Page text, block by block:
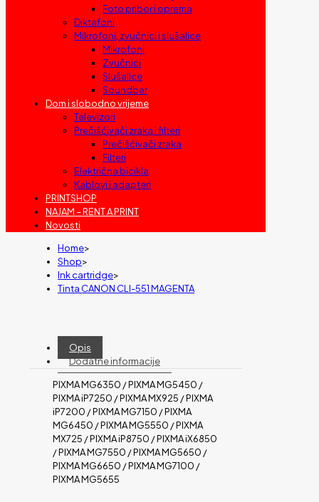
Foto pribor i oprema
Diktafoni
Mikrofoni, zvučnici i slušalice
Mikrofoni
Zvučnici
Slušalice
Soundbar
Dom i slobodno vrijeme
Televizori
Prečišćivači zraka i filteri
Prečišćivači zraka
Filteri
Električna bicikla
Kablovi i adapteri
PRINTSHOP
NAJAM – RENT A PRINT
Novosti
Home>
Shop>
Ink cartridge>
Tinta CANON CLI-551 MAGENTA
Opis
Dodatne informacije
PIXMA MG6350 / PIXMA MG5450 /
PIXMA iP7250 / PIXMA MX925 / PIXMA
iP7200 / PIXMA MG7150 / PIXMA
MG6450 / PIXMA MG5550 / PIXMA
MX725 / PIXMA iP8750 / PIXMA iX6850
/ PIXMA MG7550 / PIXMA MG5650 /
PIXMA MG6650 / PIXMA MG7100 /
PIXMA MG5655